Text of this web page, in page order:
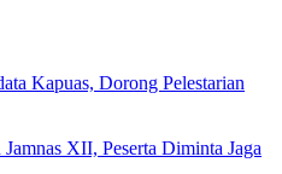
Kapuas, Dorong Pelestarian
XII, Peserta Diminta Jaga